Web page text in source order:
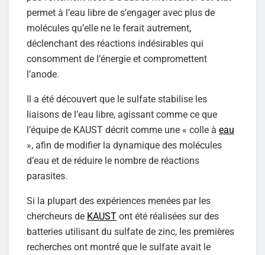
permet à l’eau libre de s’engager avec plus de
molécules qu’elle ne le ferait autrement,
déclenchant des réactions indésirables qui
consomment de l’énergie et compromettent
l’anode.
Il a été découvert que le sulfate stabilise les
liaisons de l’eau libre, agissant comme ce que
l’équipe de KAUST décrit comme une « colle à eau
», afin de modifier la dynamique des molécules
d’eau et de réduire le nombre de réactions
parasites.
Si la plupart des expériences menées par les
chercheurs de KAUST ont été réalisées sur des
batteries utilisant du sulfate de zinc, les premières
recherches ont montré que le sulfate avait le